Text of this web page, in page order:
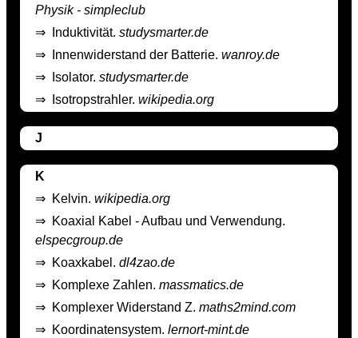
Physik - simpleclub
⇒
Induktivität. studysmarter.de
⇒
Innenwiderstand der Batterie. wanroy.de
⇒
Isolator. studysmarter.de
⇒
Isotropstrahler. wikipedia.org
J
K
⇒ Kelvin. wikipedia.org
⇒ Koaxial Kabel - Aufbau und Verwendung.
elspecgroup.de
⇒ Koaxkabel. dl4zao.de
⇒ Komplexe Zahlen. massmatics.de
⇒ Komplexer Widerstand Z. maths2mind.com
⇒ Koordinatensystem. lernort-mint.de